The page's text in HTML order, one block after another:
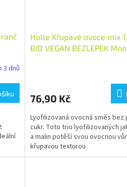
3 dnů
Holle Křupavé ovoce mix
BIO VEGAN BEZLEPEK
76,90 Kč
Lyofilizovaná ovocná směs bez
cukr. Toto trio lyofilizovaných
a malin potěší svou ovocnou
křupavou texturou.